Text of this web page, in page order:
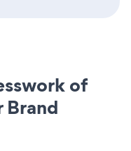
of
Brand